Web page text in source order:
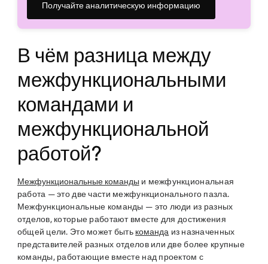
Получайте аналитическую информацию
В чём разница между
межфункциональными
командами и
межфункциональной
работой?
Межфункциональные команды и межфункциональная
работа — это две части межфункционального пазла.
Межфункциональные команды — это люди из разных
отделов, которые работают вместе для достижения
общей цели. Это может быть команда из назначенных
представителей разных отделов или две более крупные
команды, работающие вместе над проектом с